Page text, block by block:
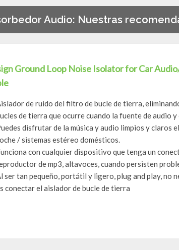
Audio: Nuestras
Ground Loop Noise Isolator for Car
de ruido del filtro de bucle de tierra,
de tierra que ocurre cuando la fuente de audio y
disfrutar de la música y audio limpios y claros
/ sistemas estéreo domésticos.
con cualquier dispositivo que tenga un
de mp3, altavoces, cuando persisten
ser tan pequeño, portátil y ligero, plug and play, no
conectar el aislador de bucle de tierra